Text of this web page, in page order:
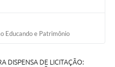
Educando e Patrimônio
DISPENSA DE LICITAÇÃO: